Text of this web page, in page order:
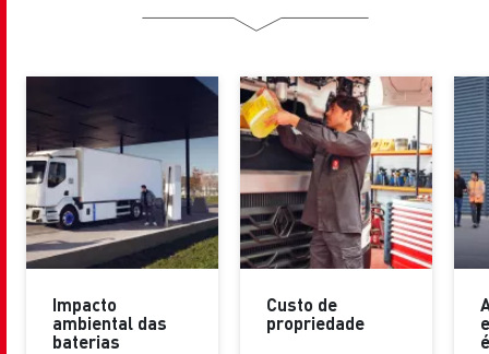
Impacto
ambiental das
baterias
Custo de
propriedade